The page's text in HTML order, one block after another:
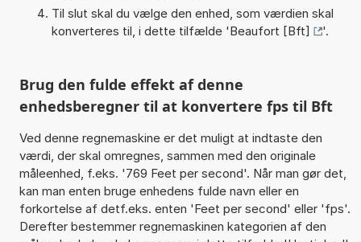
Til slut skal du vælge den enhed, som værdien skal
konverteres til, i dette tilfælde 'Beaufort [Bft] '.
Brug den fulde effekt af denne
enhedsberegner til at konvertere fps til Bft
Ved denne regnemaskine er det muligt at indtaste den
værdi, der skal omregnes, sammen med den originale
måleenhed, f.eks. '769 Feet per second'. Når man gør det,
kan man enten bruge enhedens fulde navn eller en
forkortelse af detf.eks. enten 'Feet per second' eller 'fps'.
Derefter bestemmer regnemaskinen kategorien af den